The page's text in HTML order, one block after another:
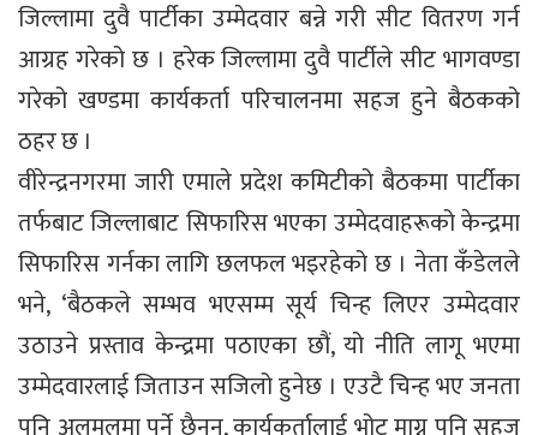
जिल्लामा दुवै पार्टीका उम्मेदवार बन्ने गरी सीट वितरण गर्न
आग्रह गरेको छ । हरेक जिल्लामा दुवै पार्टीले सीट भागवण्डा
गरेको खण्डमा कार्यकर्ता परिचालनमा सहज हुने बैठकको
ठहर छ ।
वीरेन्द्रनगरमा जारी एमाले प्रदेश कमिटीको बैठकमा पार्टीका
तर्फबाट जिल्लाबाट सिफारिस भएका उम्मेदवाहरूको केन्द्रमा
सिफारिस गर्नका लागि छलफल भइरहेको छ । नेता कँडेलले
भने, ‘बैठकले सम्भव भएसम्म सूर्य चिन्ह लिएर उम्मेदवार
उठाउने प्रस्ताव केन्द्रमा पठाएका छौं, यो नीति लागू भएमा
उम्मेदवारलाई जिताउन सजिलो हुनेछ । एउटै चिन्ह भए जनता